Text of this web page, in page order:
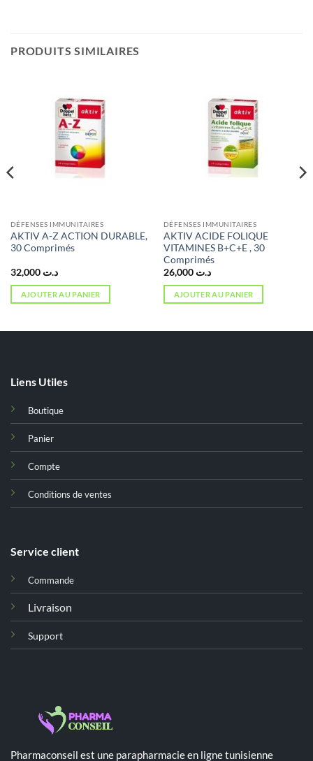
PRODUITS SIMILAIRES
DÉFENSES IMMUNITAIRES
AKTIV A-Z ACTION DURABLE,
30 Comprimés
د.ت 32,000
AJOUTER AU PANIER
DÉFENSES IMMUNITAIRES
AKTIV ACIDE FOLIQUE
VITAMINES B+C+E , 30
Comprimés
د.ت 26,000
AJOUTER AU PANIER
Liens Utiles
Boutique
Panier
Compte
Conditions de ventes
Service client
Commande
Livraison
Support
Pharmaconseil est une parapharmacie en ligne tunisienne